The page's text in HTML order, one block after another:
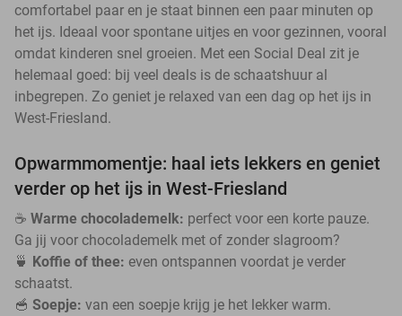
comfortabel paar en je staat binnen een paar minuten op
het ijs. Ideaal voor spontane uitjes en voor gezinnen, vooral
omdat kinderen snel groeien. Met een Social Deal zit je
helemaal goed: bij veel deals is de schaatshuur al
inbegrepen. Zo geniet je relaxed van een dag op het ijs in
West-Friesland.
Opwarmmomentje: haal iets lekkers en geniet
verder op het ijs in West-Friesland
☕ Warme chocolademelk: perfect voor een korte pauze.
Ga jij voor chocolademelk met of zonder slagroom?
🍵 Koffie of thee: even ontspannen voordat je verder
schaatst.
🥣 Soepje: van een soepje krijg je het lekker warm.